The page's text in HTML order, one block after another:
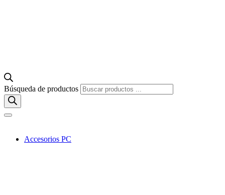
Búsqueda de productos
Accesorios PC